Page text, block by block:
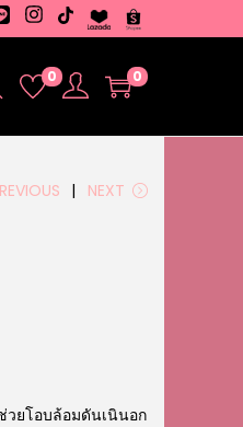
0 0
NEXT
ยโอบล้อมดันเนินอก